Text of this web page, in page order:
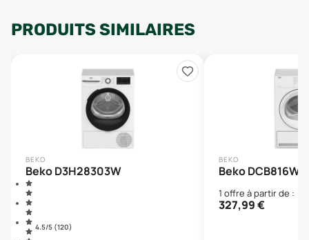
PRODUITS SIMILAIRES
BEKO
Beko D3H28303W
4.5/5 (120)
BEKO
Beko DCB816W
1 offre à partir de :
327,99€